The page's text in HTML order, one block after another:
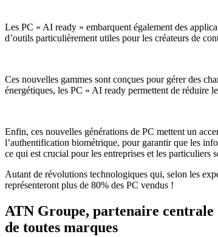
Les PC « AI ready » embarquent également des
d’outils particulièrement utiles pour les créateurs de
Ces nouvelles gammes sont conçues pour gérer des
énergétiques, les PC « AI ready permettent de réduire
Enfin, ces nouvelles générations de PC mettent un
l’authentification biométrique, pour garantir que les
ce qui est crucial pour les entreprises et les particuliers
Autant de révolutions technologiques qui, selon les
représenteront plus de 80% des PC vendus !
ATN Groupe, partenaire centrale
de toutes marques